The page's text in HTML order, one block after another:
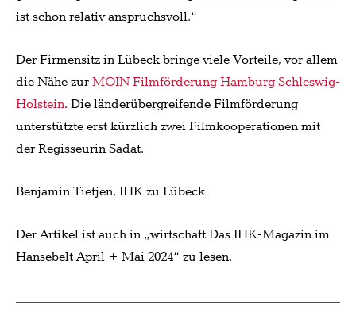
ist schon relativ anspruchsvoll.“
Der Firmensitz in Lübeck bringe viele Vorteile, vor allem
die Nähe zurMOIN Filmförderung Hamburg Schleswig-
Holstein. Die länderübergreifende Filmförderung
unterstützte erst kürzlich zwei Filmkooperationen mit
der Regisseurin Sadat.
Benjamin Tietjen, IHK zu Lübeck
Der Artikel ist auch in „wirtschaft Das IHK-Magazin im
Hansebelt April + Mai 2024“ zu lesen.